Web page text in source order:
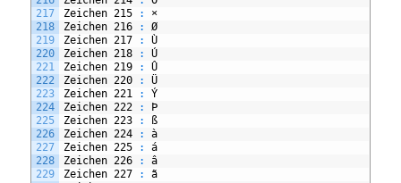
217
218
219
220
221
222
223
224
225
226
227
228
229
Zeichen 215 :
×
Zeichen 216 :
Ø
Zeichen 217 :
Ù
Zeichen 218 :
Ú
Zeichen 219 :
Û
Zeichen 220 :
Ü
Zeichen 221 :
Ý
Zeichen 222 :
Þ
Zeichen 223 :
ß
Zeichen 224 :
à
Zeichen 225 :
á
Zeichen 226 :
â
Zeichen 227 :
ã